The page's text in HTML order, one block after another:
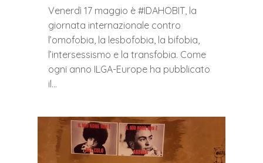
Venerdì 17 maggio è #IDAHOBIT, la
giornata internazionale contro
l’omofobia, la lesbofobia, la bifobia,
l’intersessismo e la transfobia. Come
ogni anno ILGA-Europe ha pubblicato
il…
0